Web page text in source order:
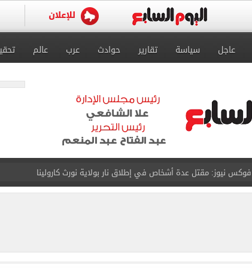
عاجل سياسة تقارير حوادث عرب عالم
التموين والزراعة وجهاز مستقبل مصر يعلنون طرح السكر الحر بـ25 جنيها من الغد
البنك المركزى: ارتفاع الاحتياطى الأجنبى لـ 56.3 مليار دولار نهاية يوليو
الآلاف يودعون عروس الشرقية إلى مثواها الأخير بعد وفاتها ليلة زفافها..